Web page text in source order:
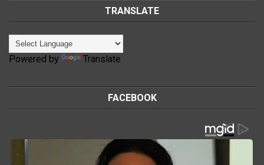
TRANSLATE
Powered by Translate
FACEBOOK